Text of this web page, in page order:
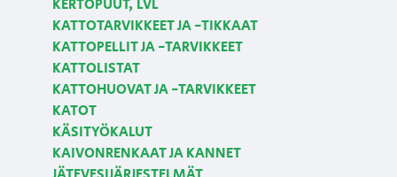
KERTOPUUT, LVL
KATTOTARVIKKEET JA -TIKKAAT
KATTOPELLIT JA -TARVIKKEET
KATTOLISTAT
KATTOHUOVAT JA -TARVIKKEET
KATOT
KÄSITYÖKALUT
KAIVONRENKAAT JA KANNET